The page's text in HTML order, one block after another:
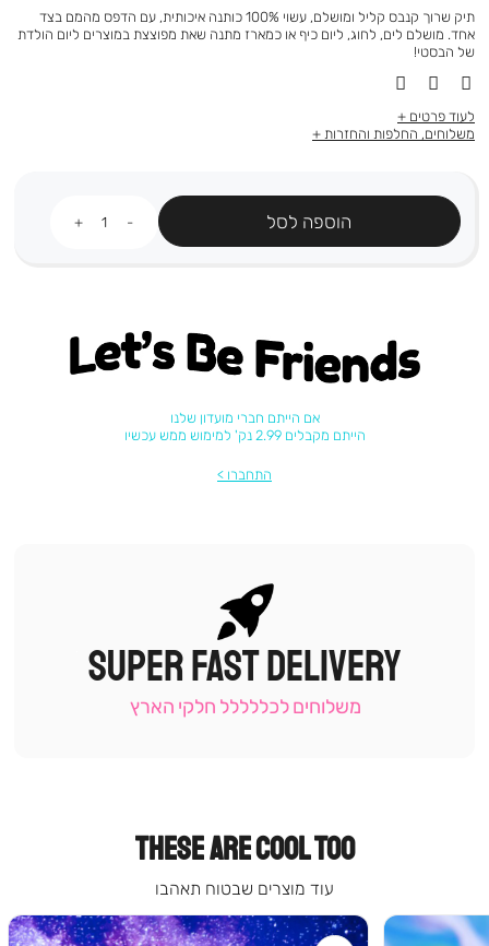
מוצר
תיק שרוך קנבס קליל ומושלם, עשוי 100% כותנה איכותית, עם הדפס מהמם בצד
אחד. מושלם לים, לחוג, ליום כיף או כמארז מתנה שאת מפוצצת במוצרים ליום הולדת
של הבסטי!
לעוד פרטים
משלוחים, החלפות והחזרות
הוספה לסל
Let's be friends
אם הייתם חברי מועדון שלנו
הייתם מקבלים 2.99 נק' למימוש ממש עכשיו
התחברו
|
תומכי
-
SUPER FAST DELIVERY
משלוחים לכללללל חלקי הארץ
THESE ARE COOL TOO
עוד מוצרים שבטוח תאהבו